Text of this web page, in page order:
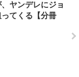
ヤンデレにジョ
てくる【分冊